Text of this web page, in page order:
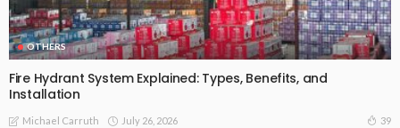
OTHERS
Fire Hydrant System Explained: Types, Benefits, and
Installation
Michael Carruth July 26, 2026 39